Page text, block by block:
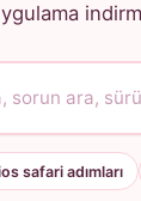
safari adımları